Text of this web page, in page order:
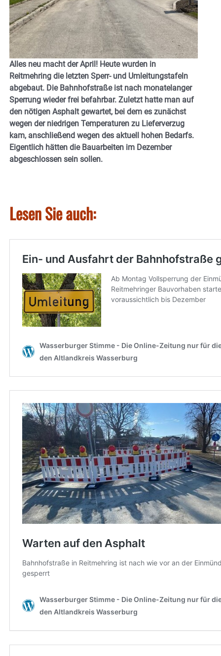
Alles neu macht der April! Heute wurden in
Reitmehring die letzten Sperr- und Umleitungstafeln
abgebaut. Die Bahnhofstraße ist nach monatelanger
Sperrung wieder frei befahrbar. Zuletzt hatte man auf
den nötigen Asphaltgewartet, bei dem es zunächst
wegen der niedrigen Temperaturen zu Lieferverzug
kam, anschließend wegen des aktuell hohen Bedarfs.
Eigentlich hätten die Bauarbeiten im Dezember
abgeschlossen sein sollen.
Lesen Sie auch: